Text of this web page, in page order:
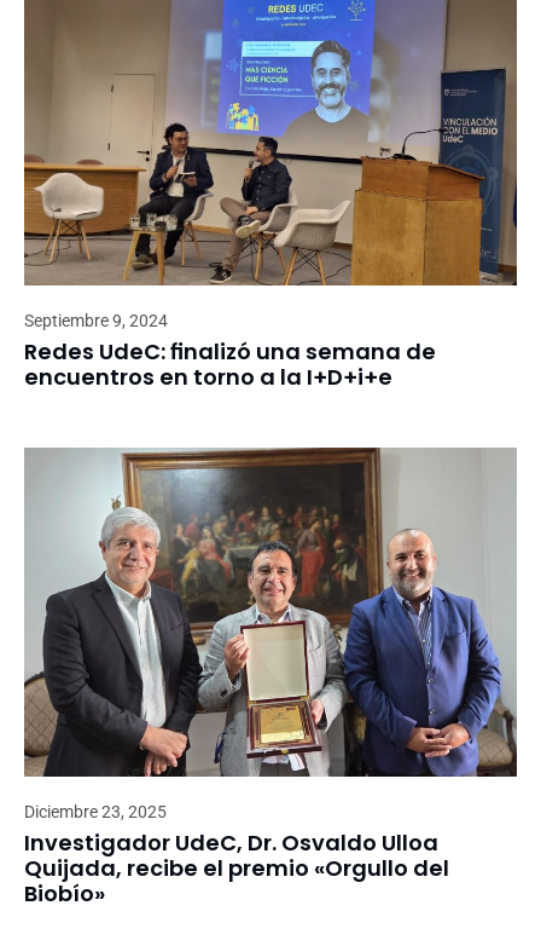
Septiembre 9, 2024
Redes UdeC: finalizó una semana de
encuentros en torno a la I+D+i+e
Diciembre 23, 2025
Investigador UdeC, Dr. Osvaldo Ulloa
Quijada, recibe el premio «Orgullo del
Biobío»